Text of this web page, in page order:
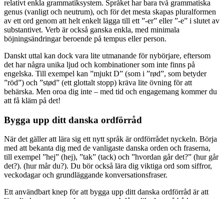
relativt enkla grammatiksystem. Språket har bara två grammatiska
genus (vanligt och neutrum), och för det mesta skapas pluralformen
av ett ord genom att helt enkelt lägga till ett ”-er” eller ”-e” i slutet av
substantivet. Verb är också ganska enkla, med minimala
böjningsändringar beroende på tempus eller person.
Danskt uttal kan dock vara lite utmanande för nybörjare, eftersom
det har några unika ljud och kombinationer som inte finns på
engelska. Till exempel kan ”mjukt D” (som i ”rød”, som betyder
”röd”) och ”stød” (ett glottalt stopp) kräva lite övning för att
behärska. Men oroa dig inte – med tid och engagemang kommer du
att få kläm på det!
Bygga upp ditt danska ordförråd
När det gäller att lära sig ett nytt språk är ordförrådet nyckeln. Börja
med att bekanta dig med de vanligaste danska orden och fraserna,
till exempel ”hej” (hej), ”tak” (tack) och ”hvordan går det?” (hur går
det?). (hur mår du?). Du bör också lära dig viktiga ord som siffror,
veckodagar och grundläggande konversationsfraser.
Ett användbart knep för att bygga upp ditt danska ordförråd är att